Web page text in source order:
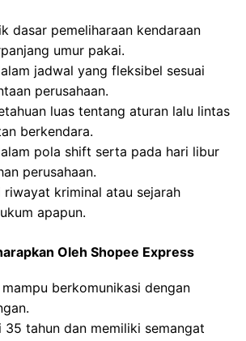
dasar pemeliharaan kendaraan
umur pakai.
jadwal yang fleksibel sesuai
perusahaan.
luas tentang aturan lalu lintas
berkendara.
pola shift serta pada hari libur
perusahaan.
kriminal atau sejarah
apapun.
Oleh Shopee Express
berkomunikasi dengan
35 tahun dan memiliki semangat